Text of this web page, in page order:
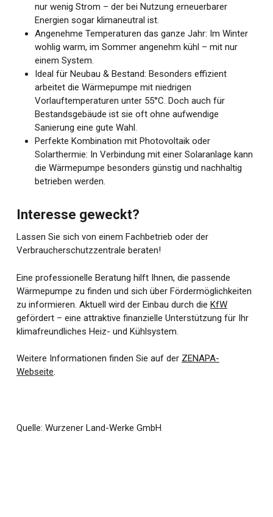
nur wenig Strom – der bei Nutzung erneuerbarer
Energien sogar klimaneutral ist.
Angenehme Temperaturen das ganze Jahr: Im Winter
wohlig warm, im Sommer angenehm kühl – mit nur
einem System.
Ideal für Neubau & Bestand: Besonders effizient
arbeitet die Wärmepumpe mit niedrigen
Vorlauftemperaturen unter 55°C. Doch auch für
Bestandsgebäude ist sie oft ohne aufwendige
Sanierung eine gute Wahl.
Perfekte Kombination mit Photovoltaik oder
Solarthermie: In Verbindung mit einer Solaranlage kann
die Wärmepumpe besonders günstig und nachhaltig
betrieben werden.
Interesse geweckt?
Lassen Sie sich von einem Fachbetrieb oder der
Verbraucherschutzzentrale beraten!
Eine professionelle Beratung hilft Ihnen, die passende
Wärmepumpe zu finden und sich über Fördermöglichkeiten
zu informieren. Aktuell wird der Einbau durch die KfW
gefördert – eine attraktive finanzielle Unterstützung für Ihr
klimafreundliches Heiz- und Kühlsystem.
Weitere Informationen finden Sie auf der ZENAPA-
Webseite.
Quelle: Wurzener Land-Werke GmbH